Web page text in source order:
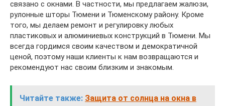
связано с окнами. В частности, мы предлагаем жалюзи,
рулонные шторы Тюмени и Тюменскому району. Кроме
того, мы делаем ремонт и регулировку любых
пластиковых и алюминиевых конструкций в Тюмени. Мы
всегда гордимся своим качеством и демократичной
ценой, поэтому наши клиенты к нам возвращаются и
рекомендуют нас своим близким и знакомым.
Читайте также: Защита от солнца на окна в